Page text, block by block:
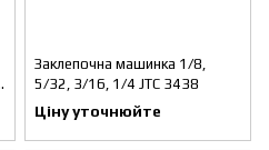
Заклепочна машинка 1/8,
5/32, 3/16, 1/4 JTC 3438
Ціну уточнюйте